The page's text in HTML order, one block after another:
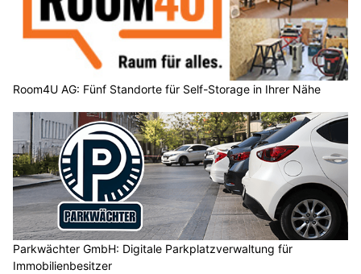
Room4U AG: Fünf Standorte für Self-Storage in Ihrer Nähe
Parkwächter GmbH: Digitale Parkplatzverwaltung für
Immobilienbesitzer